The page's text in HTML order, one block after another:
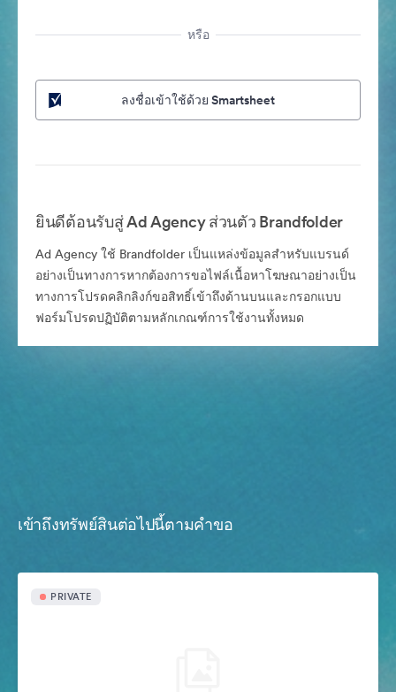
หรือ
ลงชื่อเข้าใช้ด้วย Smartsheet
ยินดีต้อนรับสู่ Ad Agency ส่วนตัว Brandfolder
Ad Agency ใช้ Brandfolder เป็นแหล่งข้อมูลสำหรับแบรนด์
อย่างเป็นทางการหากต้องการขอไฟล์เนื้อหาโฆษณาอย่างเป็น
ทางการโปรดคลิกลิงก์ขอสิทธิ์เข้าถึงด้านบนและกรอกแบบ
ฟอร์มโปรดปฏิบัติตามหลักเกณฑ์การใช้งานทั้งหมด
เข้าถึงทรัพย์สินต่อไปนี้ตามคำขอ
PRIVATE